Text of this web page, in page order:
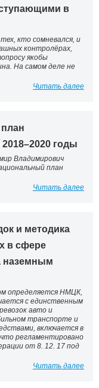
в
кто сомневался, и
контролёрах,
якобы
На самом деле не
Читать далее
годы
Владимирович
план
Читать далее
и методика
в сфере
наземным
определяется НМЦК,
с единственным
авто и
транспорте и
включается в
регламентировано
от 8. 12. 17 под
Читать далее